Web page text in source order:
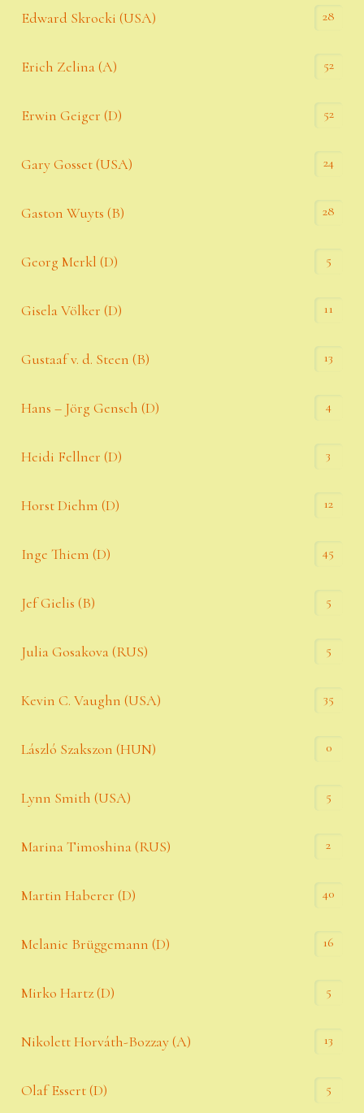
Edward Skrocki (USA) 28
Erich Zelina (A) 52
Erwin Geiger (D) 52
Gary Gosset (USA) 24
Gaston Wuyts (B) 28
Georg Merkl (D) 5
Gisela Völker (D) 11
Gustaaf v. d. Steen (B) 13
Hans – Jörg Gensch (D) 4
Heidi Fellner (D) 3
Horst Diehm (D) 12
Inge Thiem (D) 45
Jef Gielis (B) 5
Julia Gosakova (RUS) 5
Kevin C. Vaughn (USA) 35
László Szakszon (HUN) 0
Lynn Smith (USA) 5
Marina Timoshina (RUS) 2
Martin Haberer (D) 40
Melanie Brüggemann (D) 16
Mirko Hartz (D) 5
Nikolett Horváth-Bozzay (A) 13
Olaf Essert (D) 5